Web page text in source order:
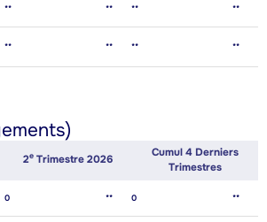
** ** ** **
** ** ** **
2E Trimestre 2026
Cumul 4 Derniers
Trimestres
0 ** 0 **